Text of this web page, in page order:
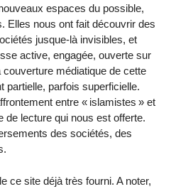
espaces du possible,
Elles nous ont fait découvrir des
jusque-là invisibles, et
active, engagée, ouverte sur
couverture médiatique de cette
partielle, parfois superficielle.
entre « islamistes » et
de lecture qui nous est offerte.
des sociétés, des
ce site déjà très fourni. A noter,